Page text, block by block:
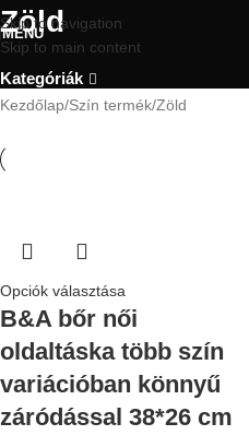
Skip to navigation
Skip to main content
MENU
Zöld
Kategóriák
Kezdőlap Szín termék Zöld
Opciók választása
B&A bőr női
oldaltáska több szín
variációban könnyű
záródással 38*26 cm